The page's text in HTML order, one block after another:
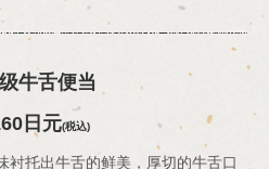
牛舌便当
日元(税込)
衬托出牛舌的鲜美，厚切的牛舌口
報をシェアする
戸別邸
3-6 Vメルヘンビル1F